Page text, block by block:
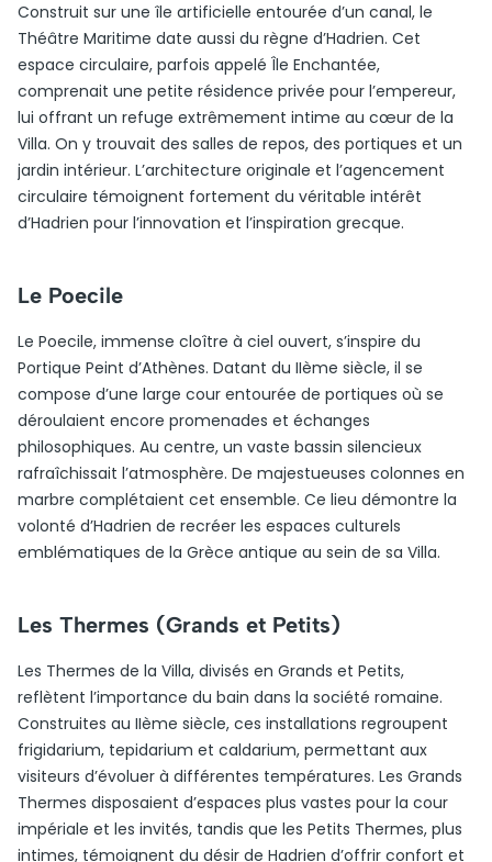
Construit sur une île artificielle entourée d’un canal, le
Théâtre Maritime date aussi du règne d’Hadrien. Cet
espace circulaire, parfois appelé Île Enchantée,
comprenait une petite résidence privée pour l’empereur,
lui offrant un refuge extrêmement intime au cœur de la
Villa. On y trouvait des salles de repos, des portiques et un
jardin intérieur. L’architecture originale et l’agencement
circulaire témoignent fortement du véritable intérêt
d’Hadrien pour l’innovation et l’inspiration grecque.
Le Poecile
Le Poecile, immense cloître à ciel ouvert, s’inspire du
Portique Peint d’Athènes. Datant du IIème siècle, il se
compose d’une large cour entourée de portiques où se
déroulaient encore promenades et échanges
philosophiques. Au centre, un vaste bassin silencieux
rafraîchissait l’atmosphère. De majestueuses colonnes en
marbre complétaient cet ensemble. Ce lieu démontre la
volonté d’Hadrien de recréer les espaces culturels
emblématiques de la Grèce antique au sein de sa Villa.
Les Thermes (Grands et Petits)
Les Thermes de la Villa, divisés en Grands et Petits,
reflètent l’importance du bain dans la société romaine.
Construites au IIème siècle, ces installations regroupent
frigidarium, tepidarium et caldarium, permettant aux
visiteurs d’évoluer à différentes températures. Les Grands
Thermes disposaient d’espaces plus vastes pour la cour
impériale et les invités, tandis que les Petits Thermes, plus
intimes, témoignent du désir de Hadrien d’offrir confort et